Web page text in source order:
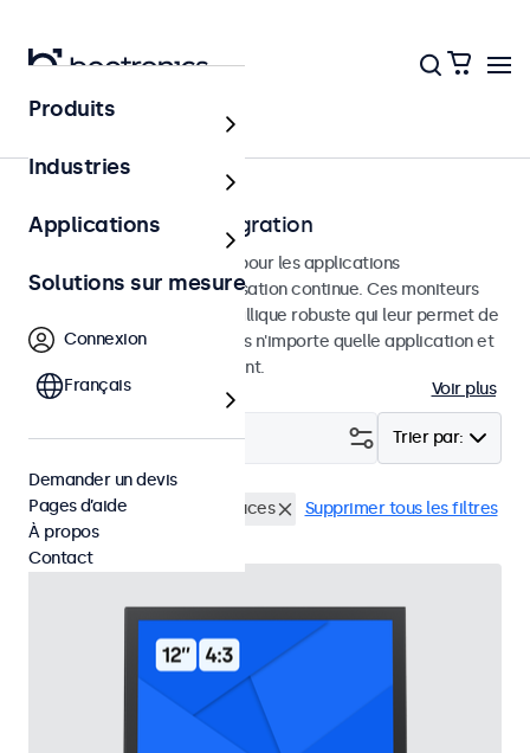
Accueil
Moniteurs pour l'intégration
Moniteurs intégrés conçus pour les applications
professionnelles et une utilisation continue. Ces moniteurs
disposent d'un châssis métallique robuste qui leur permet de
s'intégrer parfaitement dans n'importe quelle application et
n'importe quel environnement.
Voir plus
Trier par:
Filtrer (2)
Encastrable Écrans 12 pouces Supprimer tous les filtres
Produits
Industries
Applications
Solutions sur mesure
Connexion
Français
Demander un devis
Pages d’aide
À propos
Contact